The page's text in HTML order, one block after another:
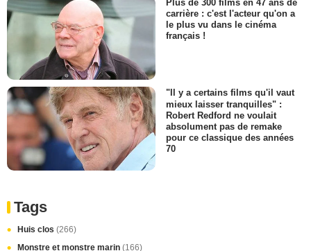
Plus de 300 films en 47 ans de
carrière : c'est l'acteur qu'on a
le plus vu dans le cinéma
français !
"Il y a certains films qu'il vaut
mieux laisser tranquilles" :
Robert Redford ne voulait
absolument pas de remake
pour ce classique des années
70
Tags
Huis clos (266)
Monstre et monstre marin (166)